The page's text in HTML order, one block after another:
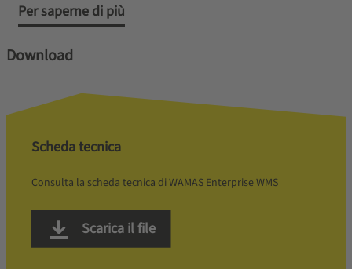
Per saperne di più
Download
Scheda tecnica
Consulta la scheda tecnica di WAMAS Enterprise WMS
Scarica il file